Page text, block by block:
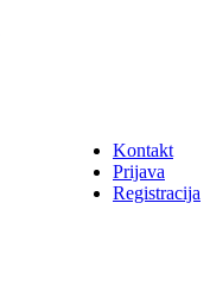
Kontakt
Prijava
Registracija